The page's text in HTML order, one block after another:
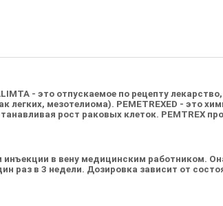
- это отпускаемое по рецепту
легких, мезотелиома). PEMETREXED - это
рост раковых клеток. PEMTREX
инъекции в вену медицинским работником.
раз в 3 недели. Дозировка зависит от